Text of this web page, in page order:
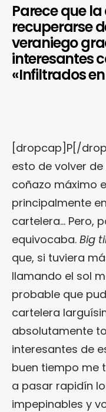
Parece que
recuperarse
veraniego
interesantes
«Infiltrados
[dropcap]P[/
esto de volver
coñazo máximo
principalmente
cartelera… Pero,
equivocaba. Big
que, si tuviera
llamando el sol
probable que
cartelera
absolutamente
interesantes de
buen tiempo me
a pasar rapidín
impepinables y